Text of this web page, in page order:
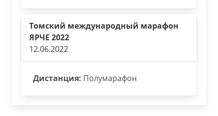
Томский международный марафон
ЯРЧЕ 2022
12.06.2022
Дистанция: Полумарафон